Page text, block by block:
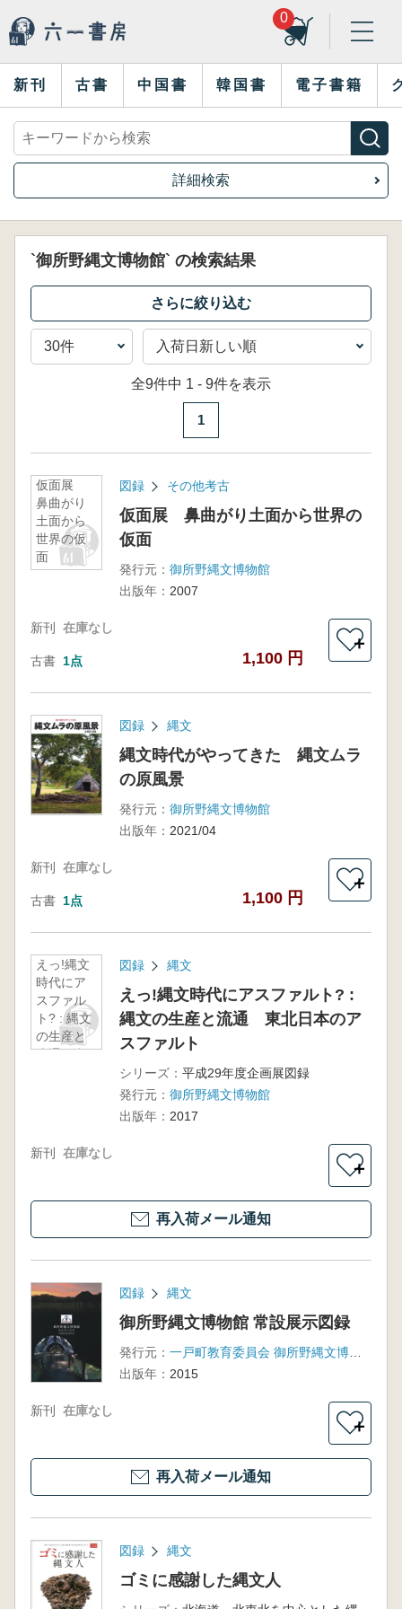
0
新刊 古書 中国書 韓国書 電子書籍
詳細検索
`御所野縄文博物館` の検索結果
全9件中 1 - 9件を表示
1
仮面展
鼻曲がり
土面から
世界の仮
面
図録 その他考古
仮面展 鼻曲がり土面から世界の
仮面
発行元： 御所野縄文博物館
出版年： 2007
新刊 在庫なし
古書 1点 1,100 円
＋
図録 縄文
縄文時代がやってきた 縄文ムラ
の原風景
発行元： 御所野縄文博物館
出版年： 2021/04
新刊 在庫なし
古書 1点 1,100 円
＋
えっ!縄文
時代にア
スファル
ト? : 縄文
の生産と
流通 東
図録 縄文
えっ!縄文時代にアスファルト? :
縄文の生産と流通 東北日本のア
スファルト
シリーズ： 平成29年度企画展図録
発行元： 御所野縄文博物館
出版年： 2017
新刊 在庫なし
＋
再入荷メール通知
図録 縄文
御所野縄文博物館 常設展示図録
発行元：
一戸町教育委員会 御所野縄文博物館
出版年： 2015
新刊 在庫なし
＋
再入荷メール通知
図録 縄文
ゴミに感謝した縄文人